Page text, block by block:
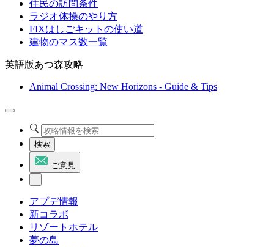
住民の訪問条件
ラジオ体操のやり方
FIXはしごキットの使い道
建物のマス数一覧
英語版あつ森攻略
Animal Crossing: New Horizons - Guide & Tips
検索
ご意見
アプデ情報
新コラボ
リゾートホテル
夢の島